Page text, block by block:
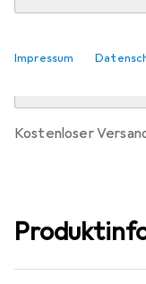
Impressum
kostenloser